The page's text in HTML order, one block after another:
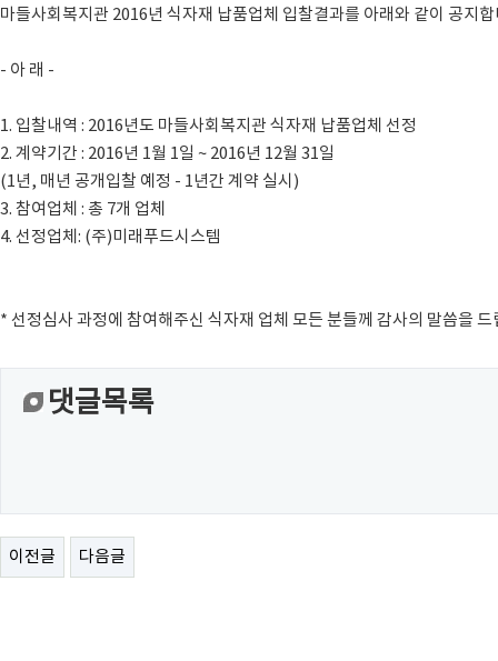
마들사회복지관 2016년 식자재 납품업체 입찰결과를 아래와 같이 공지합
- 아 래 -
1. 입찰내역 : 2016년도 마들사회복지관 식자재 납품업체 선정
2. 계약기간 : 2016년 1월 1일 ~ 2016년 12월 31일
(1년, 매년 공개입찰 예정 - 1년간 계약 실시)
3. 참여업체 : 총 7개 업체
4. 선정업체: (주)미래푸드시스템
* 선정심사 과정에 참여해주신 식자재 업체 모든 분들께 감사의 말씀을 드
댓글목록
이전글 다음글